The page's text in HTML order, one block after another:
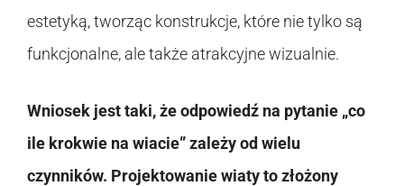
estetyką, tworząc konstrukcje, które nie tylko są
funkcjonalne, ale także atrakcyjne wizualnie.
Wniosek jest taki, że odpowiedź na pytanie „co
ile krokwie na wiacie” zależy od wielu
czynników. Projektowanie wiaty to złożony